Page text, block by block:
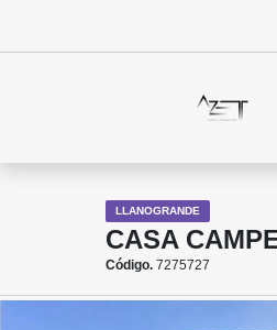
LLANOGRANDE
CASA
Código. 7275727